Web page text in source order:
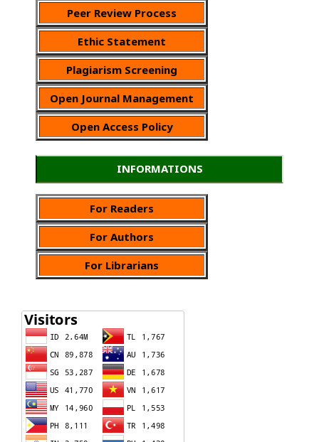
Peer Review Process
Ethic Statement
Plagiarism Screening
Open Journal Management
Open Access Policy
INFORMATIONS
For Readers
For Authors
For Librarians